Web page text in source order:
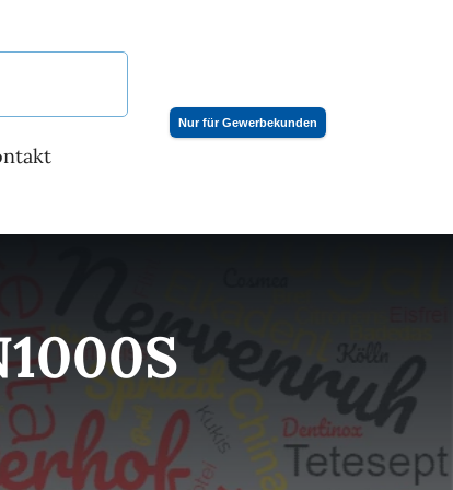
Nur für Gewerbekunden